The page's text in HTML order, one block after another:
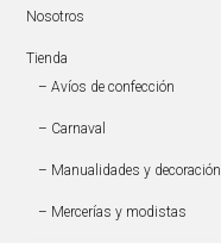
Nosotros
Tienda
– Avíos de confección
– Carnaval
– Manualidades y decoración
– Mercerías y modistas